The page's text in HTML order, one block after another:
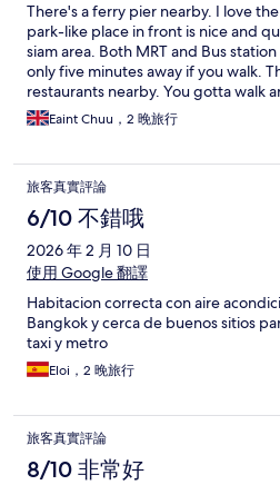
There's a ferry pier nearby. I love
park-like place in front is nice and
siam area. Both MRT and Bus
only five minutes away if you walk.
restaurants nearby. You gotta walk
for food. The place can be
range. It's more like a hostel with
too. You can use the fridge, refill
there; they provide with full
toothbrush and toothpaste, but
and towel. The room isn't that
us. It's a five storey building and you
an elevator but it's only for
stairs. The owner is quite kind and
advice on transportation when we
would be a good choice if you're
friends. You can't be too loud
Eaint Chuu，2 晚旅行
旅客真實評論
6/10 不錯哦
2026 年 2 月 10 日
使用 Google 翻譯
Habitacion correcta con aire
Bangkok y cerca de buenos sitios
taxi y metro
Eloi，2 晚旅行
旅客真實評論
8/10 非常好